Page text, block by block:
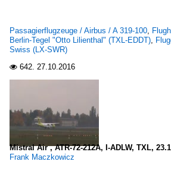
Passagierflugzeuge / Airbus / A 319-100,
Berlin-Tegel "Otto Lilienthal" (TXL-EDDT),
Swiss (LX-SWR)
 642. 27.10.2016
Mistral Air , ATR-72-212A, I-ADLW, TXL,
Frank Maczkowicz